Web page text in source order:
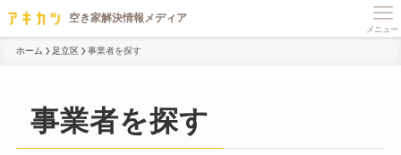
メニュー
ホーム 足立区 事業者を探す
事業者を探す